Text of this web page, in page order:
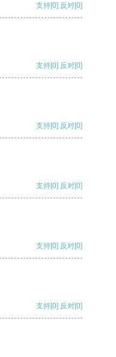
支持[0] 反对[0]
支持[0] 反对[0]
支持[0] 反对[0]
支持[0] 反对[0]
支持[0] 反对[0]
支持[0] 反对[0]